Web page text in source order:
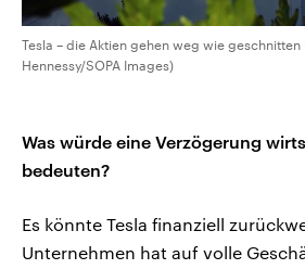
Tesla – die Aktien gehen weg wie geschnitten
Hennessy/SOPA Images)
Was würde eine Verzögerung
bedeuten?
Es könnte Tesla finanziell
Unternehmen hat auf volle